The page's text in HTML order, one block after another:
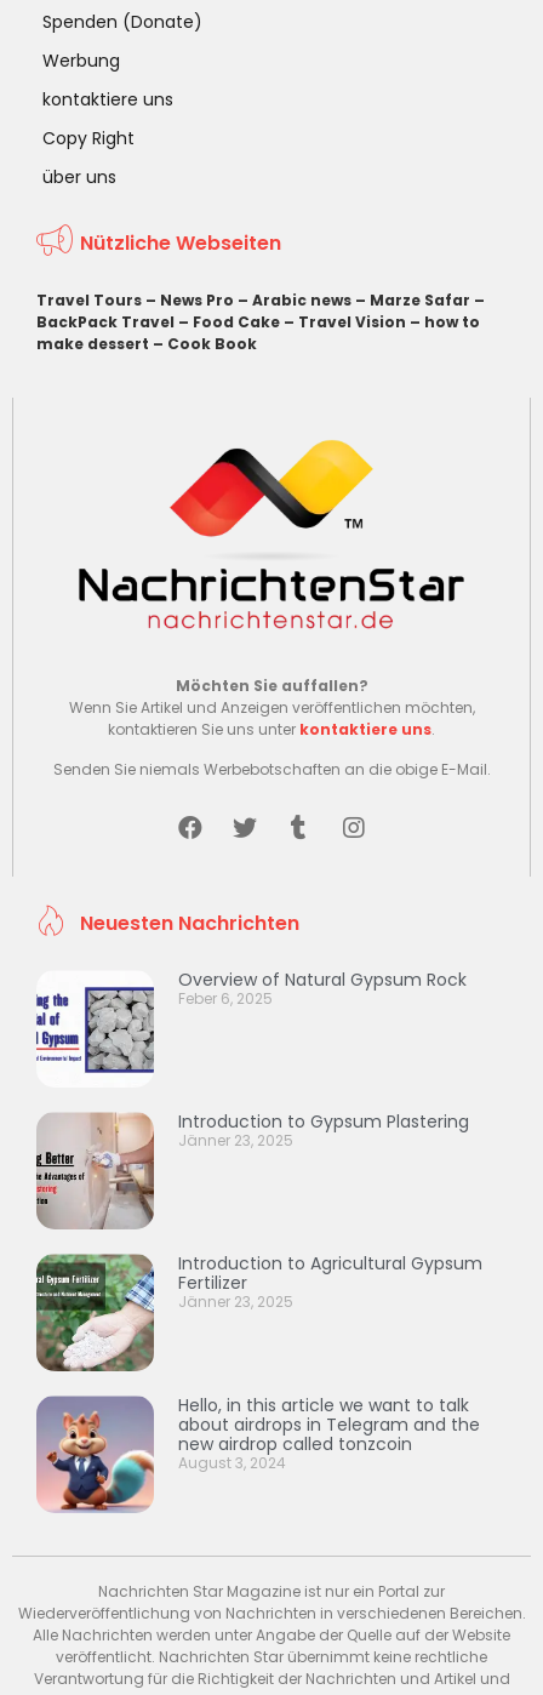
Spenden (Donate)
Werbung
kontaktiere uns
Copy Right
über uns
Nützliche Webseiten
Travel Tours – News Pro – Arabic news – Marze Safar –
BackPack Travel – Food Cake – Travel Vision – how to
make dessert – Cook Book
Möchten Sie auffallen?
Wenn Sie Artikel und Anzeigen veröffentlichen möchten,
kontaktieren Sie uns unter kontaktiere uns.
Senden Sie niemals Werbebotschaften an die obige E-Mail.
Neuesten Nachrichten
Overview of Natural Gypsum Rock
Feber 6, 2025
Introduction to Gypsum Plastering
Jänner 23, 2025
Introduction to Agricultural Gypsum
Fertilizer
Jänner 23, 2025
Hello, in this article we want to talk
about airdrops in Telegram and the
new airdrop called tonzcoin
August 3, 2024
Nachrichten Star Magazine ist nur ein Portal zur
Wiederveröffentlichung von Nachrichten in verschiedenen Bereichen.
Alle Nachrichten werden unter Angabe der Quelle auf der Website
veröffentlicht. Nachrichten Star übernimmt keine rechtliche
Verantwortung für die Richtigkeit der Nachrichten und Artikel und